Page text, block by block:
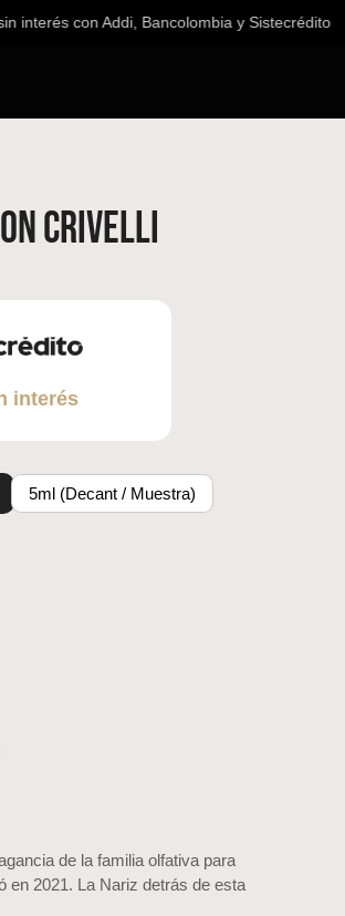
con Addi, Bancolombia y
Crivelli
interés
5ml (Decant / Muestra)
de la familia olfativa para
en 2021. La Nariz detrás de esta